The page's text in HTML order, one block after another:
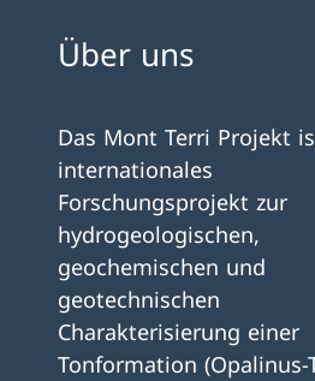
Über uns
Das Mont Terri Projekt
internationales
Forschungsprojekt zur
hydrogeologischen,
geochemischen und
geotechnischen
Charakterisierung einer
Tonformation (Opalinus-